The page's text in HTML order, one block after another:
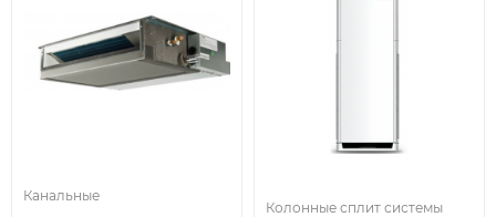
Канальные
Колонные сплит системы